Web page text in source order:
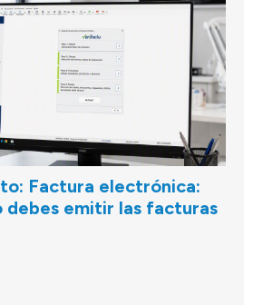
Factura electrónica:
debes emitir las facturas